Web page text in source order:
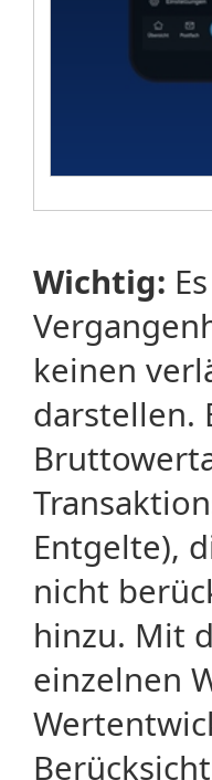
Wichtig:
keinen
darstellen.
Entgelte),
nicht
hinzu. Mit
einzelnen